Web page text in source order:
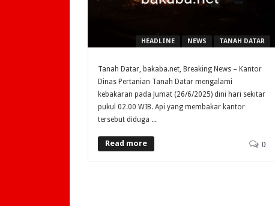
HEADLINE NEWS TANAH DATAR
Tanah Datar, bakaba.net, Breaking News – Kantor
Dinas Pertanian Tanah Datar mengalami
kebakaran pada Jumat (26/6/2025) dini hari sekitar
pukul 02.00 WIB. Api yang membakar kantor
tersebut diduga ...
Read more 0